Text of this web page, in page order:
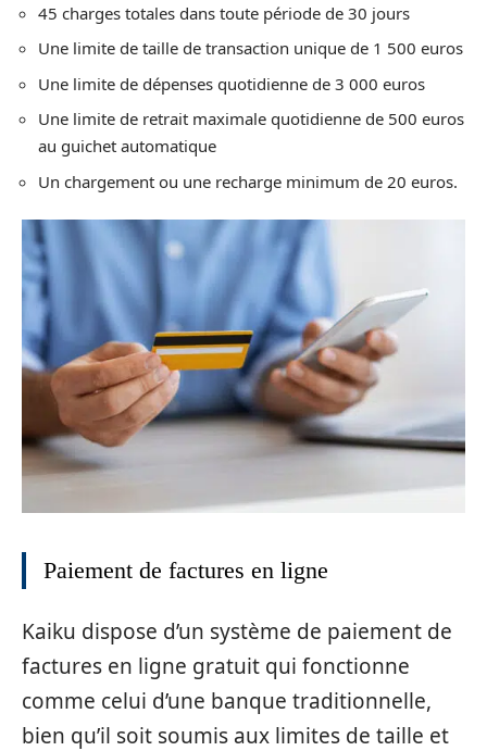
45 charges totales dans toute période de 30 jours
Une limite de taille de transaction unique de 1 500 euros
Une limite de dépenses quotidienne de 3 000 euros
Une limite de retrait maximale quotidienne de 500 euros
au guichet automatique
Un chargement ou une recharge minimum de 20 euros.
Paiement de factures en ligne
Kaiku dispose d’un système de paiement de
factures en ligne gratuit qui fonctionne
comme celui d’une banque traditionnelle,
bien qu’il soit soumis aux limites de taille et